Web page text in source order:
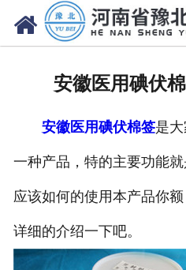
安徽医用碘伏
安徽医用碘伏棉签是
一种产品，特的主要功能
应该如何的使用本产品你
详细的介绍一下吧。